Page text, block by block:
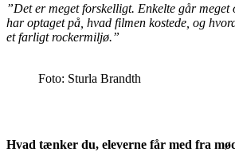
”Det er meget forskelligt. Enkelte går
har optaget på, hvad filmen kostede, og
et farligt rockermiljø.”
Foto: Sturla Brandth
Hvad tænker du, eleverne får med fra